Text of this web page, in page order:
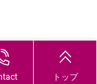
トップ
ます。